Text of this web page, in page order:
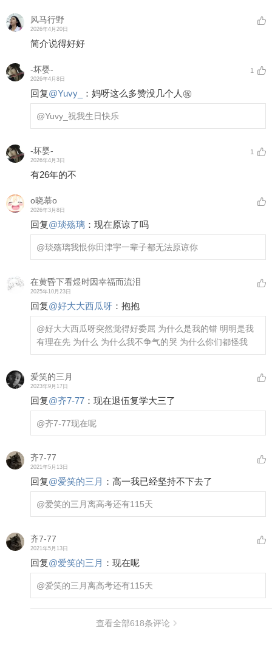
风马行野
2026年4月20日
简介说得好好
-坏婴-
2026年4月8日
1
回复@Yuvy_ ： 妈呀这么多赞没几个人㊗️
@Yuvy_ 祝我生日快乐
-坏婴-
2026年4月3日
1
有26年的不
o晓慕o
2026年3月8日
回复@琰殇璃 ： 现在原谅了吗
@琰殇璃我恨你田津宇一辈子都无法原谅你
在黄昏下看煜时因幸福而流泪
2025年10月23日
回复@好大大西瓜呀 ： 抱抱
@好大大西瓜呀突然觉得好委屈 为什么是我的错 明明是我
有理在先 为什么 为什么我不争气的哭 为什么你们都怪我
爱笑的三月
2023年9月17日
回复@齐7-77 ： 现在退伍复学大三了
@齐7-77现在呢
齐7-77
2021年5月13日
回复@爱笑的三月 ： 高一我已经坚持不下去了
@爱笑的三月离高考还有115天
齐7-77
2021年5月13日
回复@爱笑的三月 ： 现在呢
@爱笑的三月离高考还有115天
查看全部618条评论